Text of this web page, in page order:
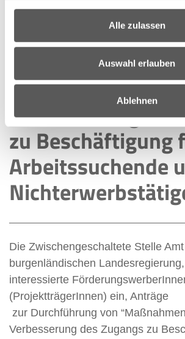
Alle zulassen
Auswahl erlauben
Ablehnen
Arbeitsmarkt integriert werden
Einreichfrist: 28.03.2017 bis
Die Einreichung erfolgt über
Maßnahmen zur
Verbesserung des
zu Beschäftigung
Arbeitssuchende
Die Zwischengeschaltete Stelle
burgenländischen
interessierte
(ProjektträgerInnen) ein, Anträge
zur Durchführung von
Verbesserung des Zugangs zu